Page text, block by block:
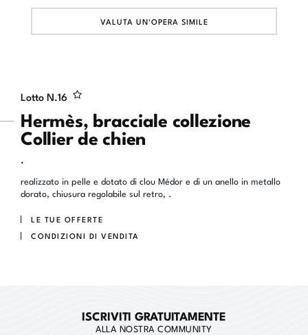
Lotto N.16
Hermès, bracciale collezione
Collier de chien
.
realizzato in pelle e dotato di clou Médor e di un anello in metallo
dorato, chiusura regolabile sul retro, .
LE TUE OFFERTE
CONDIZIONI DI VENDITA
VALUTA UN'OPERA SIMILE
ISCRIVITI GRATUITAMENTE
ALLA NOSTRA COMMUNITY